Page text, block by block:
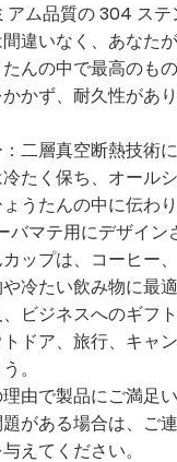
アム品質の 304 ス
違いなく、あなた
んの中で最高のも
かず、耐久性があ
二層真空断熱技術
たく保ち、オール
うたんの中に伝わ
バマテ用にデザイン
ップは、コーヒー
冷たい飲み物に最
ビジネスへのギフ
ドア、旅行、キャ
。
由で製品にご満足
がある場合は、ご
えてください。